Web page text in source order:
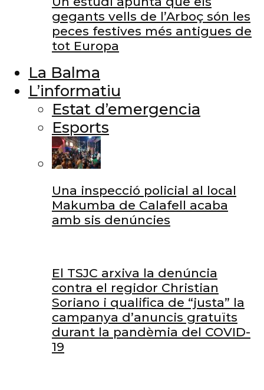
gegants vells de l’Arboç són les
peces festives més antigues de
tot Europa
La Balma
L’informatiu
Estat d’emergencia
Esports
Una inspecció policial al local
Makumba de Calafell acaba
amb sis denúncies
El TSJC arxiva la denúncia
contra el regidor Christian
Soriano i qualifica de “justa” la
campanya d’anuncis gratuïts
durant la pandèmia del COVID-
19